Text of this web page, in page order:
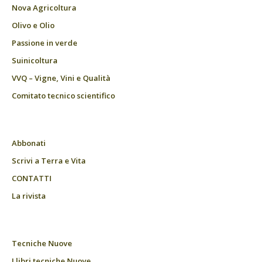
Nova Agricoltura
Olivo e Olio
Passione in verde
Suinicoltura
VVQ – Vigne, Vini e Qualità
Comitato tecnico scientifico
Abbonati
Scrivi a Terra e Vita
CONTATTI
La rivista
Tecniche Nuove